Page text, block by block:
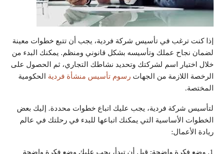
إذا كنت ترغب في تأسيس شركة فردية، يجب أن تتبع خطوات معينة
لضمان نجاح عملك وتأسيسه بشكل قانوني ومنظم. يمكنك البدء من
خلال اختيار اسم لشركتك وتحديد نشاطك التجاري، ثم الحصول على
الرخصة اللازمة من الجهات رسوم تأسيس منشأة فردية الحكومية
المختصة.
لتأسيس شركة فردية، يجب عليك اتباع خطوات محددة. إليك بعض
الخطوات الأساسية التي يمكنك اتباعها للبدء في رحلتك في عالم
ريادة الأعمال:
1. وضع فكرة واضحة: قبل أن تبدأ، يجب عليك وضع فكرة واضحة